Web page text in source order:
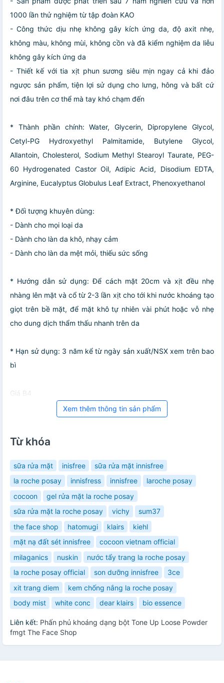
1000 lần thử nghiệm từ tập đoàn KAO
- Công thức dịu nhẹ không gây kích ứng da, độ axit nhẹ,
không màu, không mùi, không cồn và đã kiểm nghiệm da liễu
không gây kích ứng da
- Thiết kế với tia xịt phun sương siêu mịn ngay cả khi đảo
ngược sản phẩm, tiện lợi sử dụng cho lưng, hông và bất cứ
nơi đâu trên cơ thể mà tay khó chạm đến
* Thành phần chính: Water, Glycerin, Dipropylene Glycol,
Cetyl-PG Hydroxyethyl Palmitamide, Butylene Glycol,
Allantoin, Cholesterol, Sodium Methyl Stearoyl Taurate, PEG-
60 Hydrogenated Castor Oil, Adipic Acid, Disodium EDTA,
Arginine, Eucalyptus Globulus Leaf Extract, Phenoxyethanol
* Đối tượng khuyên dùng:
- Dành cho mọi loại da
- Dành cho làn da khô, nhạy cảm
- Dành cho làn da mệt mỏi, thiếu sức sống
* Hướng dẫn sử dụng: Để cách mặt 20cm và xịt đều nhẹ
nhàng lên mặt và cổ từ 2-3 lần xịt cho tới khi nước khoáng tạo
giọt trên bề mặt, để mặt khô tự nhiên vài phút hoặc vỗ nhẹ
cho dung dịch thẩm thấu nhanh trên da
* Hạn sử dụng: 3 năm kể từ ngày sản xuất/NSX xem trên bao
bì
Giá B4
Xem thêm thông tin sản phẩm
Từ khóa
sữa rửa mặt inisfree
sữa rửa mặt innisfree
la roche posay
innisfress innisfree
laroche posay
cocoon
gel rửa mặt la roche posay
sữa rửa mặt la roche posay
vichy
sum37
the face shop
hatomugi klairs
kiehl
mặt nạ đất sét innisfree
cocoon vietnam official
milaganics
nuskin
nước tẩy trang la roche posay
la roche posay official
son dưỡng innisfree
3ce
xit trang diem
kem chống nắng la roche posay
body mist
white conc dear klairs bio essence
Liên kết: Phấn phủ khoáng dạng bột Tone Up Loose Powder
fmgt The Face Shop